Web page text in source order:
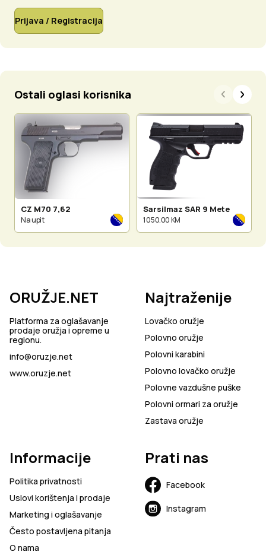
Prijava / Registracija
Ostali oglasi korisnika
CZ M70 7,62
Na upit
Sarsilmaz SAR 9 Mete
1 050.00 KM
ORUŽJE.NET
Platforma za oglašavanje
prodaje oružja i opreme u
regionu.
info@oruzje.net
www.oruzje.net
Najtraženije
Lovačko oružje
Polovno oružje
Polovni karabini
Polovno lovačko oružje
Polovne vazdušne puške
Polovni ormari za oružje
Zastava oružje
Informacije
Politika privatnosti
Uslovi korištenja i prodaje
Marketing i oglašavanje
Često postavljena pitanja
O nama
Prati nas
Facebook
Instagram